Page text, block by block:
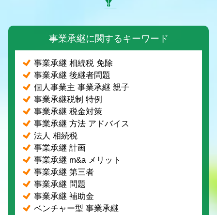
事業承継に関するキーワード
事業承継 相続税 免除
事業承継 後継者問題
個人事業主 事業承継 親子
事業承継税制 特例
事業承継 税金対策
事業承継 方法 アドバイス
法人 相続税
事業承継 計画
事業承継 m&a メリット
事業承継 第三者
事業承継 問題
事業承継 補助金
ベンチャー型 事業承継